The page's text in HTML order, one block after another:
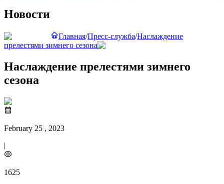
Новости
Главная/Пресс-служба/Наслаждение
прелестями зимнего сезона
Наслаждение прелестями зимнего
сезона
February 25 , 2023
|
1625